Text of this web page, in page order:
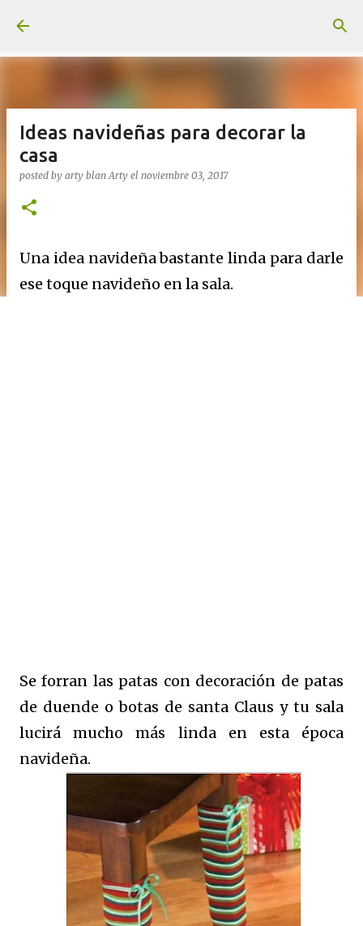
Ideas navideñas para decorar la
casa
posted by arty blanArty el noviembre 03, 2017
Una idea navideña bastante linda para darle
ese toque navideño en la sala.
Se forran las patas con decoración de patas
de duende o botas de santa Claus y tu sala
lucirá mucho más linda en esta época
navideña.